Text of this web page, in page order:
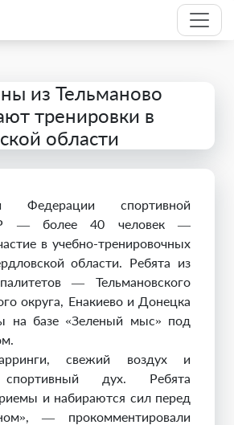
из Тельманово
тренировки в
области
Федерации спортивной
— более 40 человек —
в учебно-тренировочных
области. Ребята из
— Тельмановского
округа, Енакиево и Донецка
на базе «Зеленый мыс» под
свежий воздух и
дух. Ребята
и набираются сил перед
— прокомментировали